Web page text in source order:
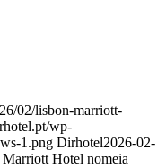
02/lisbon-marriott-
wp-
1.png Dirhotel2026-02-
Hotel nomeia